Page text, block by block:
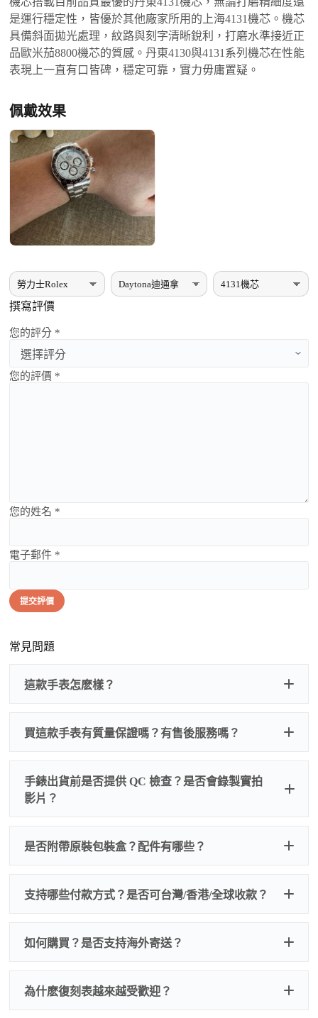
是運行穩定性，皆優於其他廠家所用的上海4131機芯。機芯
具備斜面拋光處理，紋路與刻字清晰銳利，打磨水準接近正
品歐米茄8800機芯的質感。丹東4130與4131系列機芯在性能
表現上一直有口皆碑，穩定可靠，實力毋庸置疑。
佩戴效果
撰寫評價
您的評分 *
您的評價 *
您的姓名 *
電子郵件 *
提交評價
常見問題
這款手表怎麽樣？
買這款手表有質量保證嗎？有售後服務嗎？
為事故，免費維修三年
人為事故我們只收更換配件
手錶出貨前是否提供 QC 檢查？是否會錄製實拍
影片？
質檢查
度、錶帶等部位是否完好無瑕、貼合緊密。
是否有異音，再根據款式進行上弦與功能測試。
是否附帶原裝包裝盒？配件有哪些？
我們默認會提供普通盒子，如果需要原裝盒子可
以找我們搭配，選擇原裝盒子附屬配件：原裝盒
如是鋼帶手錶會贈送拆錶帶工具。
注：部分原裝盒子需要加錢購買，價格也不貴。
支持哪些付款方式？是否可台灣/香港/全球收款？
交易方式
如何購買？是否支持海外寄送？
為什麽復刻表越來越受歡迎？